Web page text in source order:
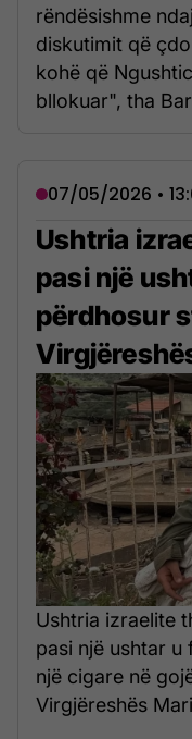
rëndësishme
diskutimit që
kohë që
bllokuar", tha
07/05/2026 •
Ushtria
pasi një
përdhosur
Ushtria izraelite
pasi një ushtar
një cigare në
Virgjëreshës